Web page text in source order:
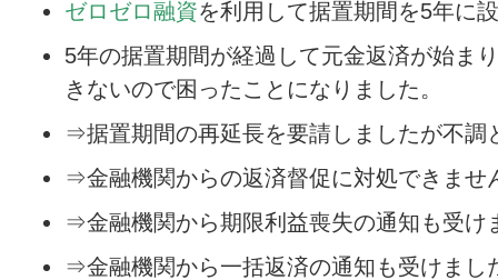
ゼロゼロ融資を利用して据置期間を5年に
5年の据置期間が経過して元金返済が始ま
きないので困ったことになりました。
⇒据置期間の再延長を要請しましたが不調
⇒金融機関からの返済督促に対処できませ
⇒金融機関から期限利益喪失の通知も受け
⇒金融機関から一括返済の通知も受けまし